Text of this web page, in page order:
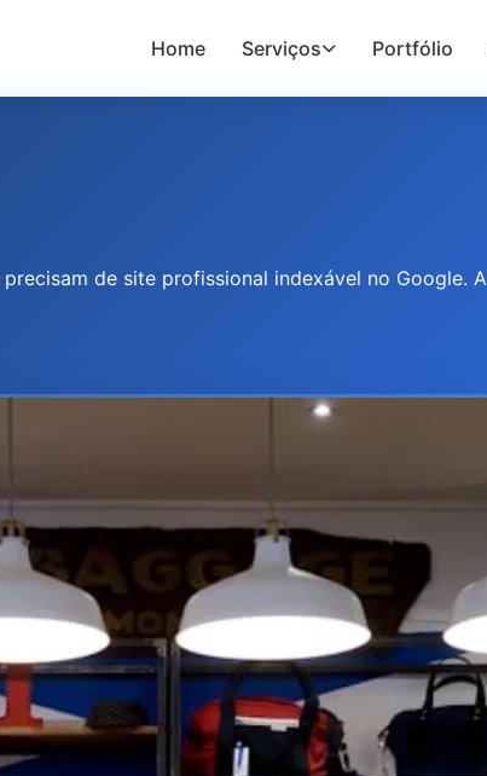
Home Serviços Portfólio
precisam de site profissional indexável no Google.